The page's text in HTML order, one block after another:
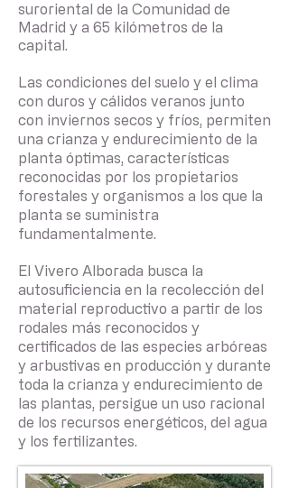
suroriental de la Comunidad de
Madrid y a 65 kilómetros de la
capital.
Las condiciones del suelo y el clima
con duros y cálidos veranos junto
con inviernos secos y fríos, permiten
una crianza y endurecimiento de la
planta óptimas, características
reconocidas por los propietarios
forestales y organismos a los que la
planta se suministra
fundamentalmente.
El Vivero Alborada busca la
autosuficiencia en la recolección del
material reproductivo a partir de los
rodales más reconocidos y
certificados de las especies arbóreas
y arbustivas en producción y durante
toda la crianza y endurecimiento de
las plantas, persigue un uso racional
de los recursos energéticos, del agua
y los fertilizantes.